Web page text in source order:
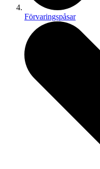
Förvaringspåsar